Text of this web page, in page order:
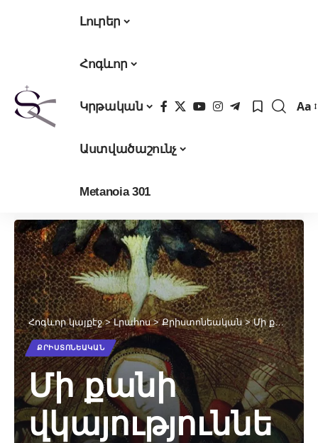
Լուրեր
Հոգևոր
Կրթական
Աստվածաշունչ
Metanoia 301
Aa
Հոգևոր կայքէջ>Լրահոս>Քրիստոնեական>Մի քանի վկայություններ Սուրբ Հոգու մասին
ՔՐԻՍՏՈՆԵԱԿԱՆ
Մի քանի
վկայություննե